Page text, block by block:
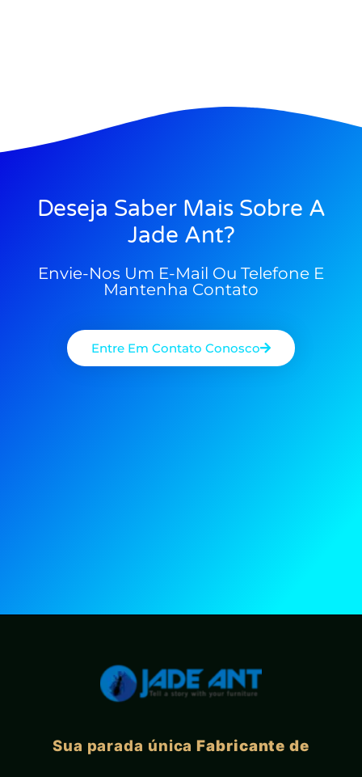
Deseja Saber Mais Sobre A
Jade Ant?
Envie-Nos Um E-Mail Ou Telefone E
Mantenha Contato
Entre Em Contato Conosco
Sua parada únicaFabricante de